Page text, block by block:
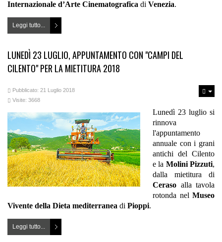
Internazionale d’Arte Cinematografica di Venezia.
Leggi tutto...
LUNEDÌ 23 LUGLIO, APPUNTAMENTO CON "CAMPI DEL
CILENTO" PER LA MIETITURA 2018
Pubblicato: 21 Luglio 2018
Visite: 3668
Lunedì 23 luglio si
rinnova
l'appuntamento
annuale con i grani
antichi del Cilento
e la Molini Pizzuti,
dalla mietitura di
Ceraso alla tavola
rotonda nel Museo
Vivente della Dieta mediterranea di Pioppi.
Leggi tutto...